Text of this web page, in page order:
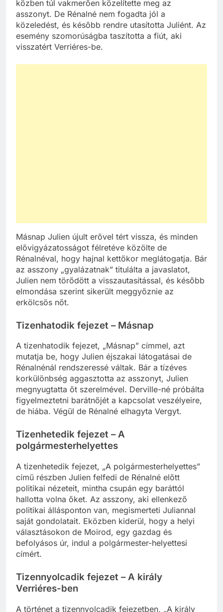
közben túl vakmerően közelítette meg az
asszonyt. De Rénalné nem fogadta jól a
közeledést, és később rendre utasította Juliént. Az
esemény szomorúságba taszította a fiút, aki
Másnap Julien újult erővel tért vissza, és minden
elővigyázatosságot félretéve közölte de
Rénalnéval, hogy hajnal kettőkor meglátogatja. Bár
az asszony „gyalázatnak” titulálta a javaslatot,
Julien nem törődött a visszautasítással, és később
elmondása szerint sikerült meggyőznie az
Tizenhatodik fejezet – Másnap
A tizenhatodik fejezet, „Másnap” címmel, azt
mutatja be, hogy Julien éjszakai látogatásai de
Rénalnénál rendszeressé váltak. Bár a tízéves
korkülönbség aggasztotta az asszonyt, Julien
megnyugtatta őt szerelmével. Derville-né próbálta
figyelmeztetni barátnőjét a kapcsolat veszélyeire,
Tizenhetedik fejezet – A
polgármesterhelyettes
A tizenhetedik fejezet, „A polgármesterhelyettes”
című részben Julien felfedi de Rénalné előtt
politikai nézeteit, mintha csupán egy baráttól
hallotta volna őket. Az asszony, aki ellenkező
politikai állásponton van, megismerteti Juliannal
saját gondolatait. Eközben kiderül, hogy a helyi
választásokon de Moirod, egy gazdag és
befolyásos úr, indul a polgármester-helyettesi
Tizennyolcadik fejezet – A király